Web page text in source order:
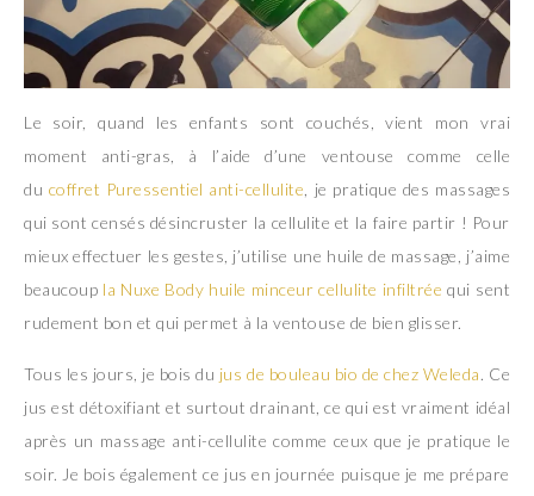
Le soir, quand les enfants sont couchés, vient mon vrai
moment anti-gras, à l’aide d’une ventouse comme celle
du coffret Puressentiel anti-cellulite , je pratique des massages
qui sont censés désincruster la cellulite et la faire partir ! Pour
mieux effectuer les gestes, j’utilise une huile de massage, j’aime
beaucoup la Nuxe Body huile minceur cellulite infiltrée qui sent
rudement bon et qui permet à la ventouse de bien glisser.
Tous les jours, je bois du jus de bouleau bio de chez Weleda. Ce
jus est détoxifiant et surtout drainant, ce qui est vraiment idéal
après un massage anti-cellulite comme ceux que je pratique le
soir. Je bois également ce jus en journée puisque je me prépare